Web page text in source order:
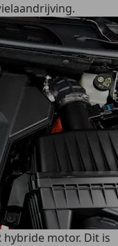
hybride motor. Dit is